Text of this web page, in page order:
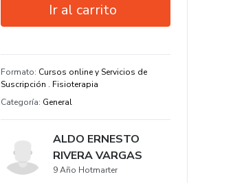
Ir al carrito
Estudia a tu manera y en cualquier
dispositivo
16 hora de contenido original
Formato: Cursos online y Servicios de
Suscripción . Fisioterapia
Categoría: General
ALDO ERNESTO
RIVERA VARGAS
9 Año Hotmarter